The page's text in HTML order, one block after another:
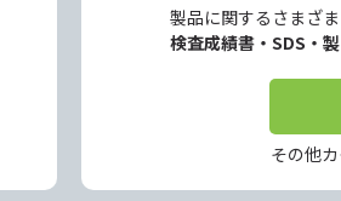
製品に関するさまざ
検査成績書・SDS・
その他